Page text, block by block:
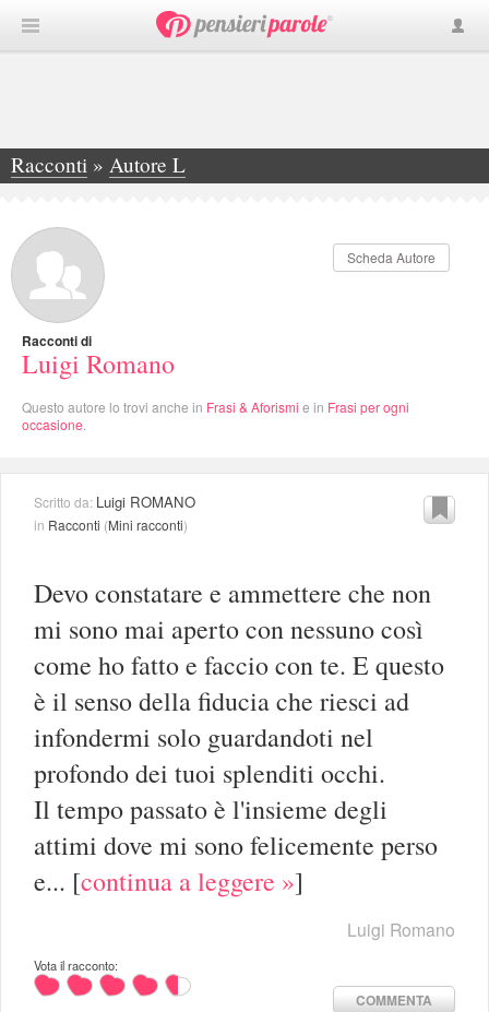
Racconti » Autore L
»Luigi Romano
Scheda Autore
Racconti di
Luigi Romano
Questo autore lo trovi anche in Frasi & Aforismi e in Frasi per ogni
occasione
Scritto da: Luigi ROMANO
in Racconti (Mini racconti)
Devo constatare e ammettere che non
mi sono mai aperto con nessuno così
come ho fatto e faccio con te. E questo
è il senso della fiducia che riesci ad
infondermi solo guardandoti nel
profondo dei tuoi splenditi occhi.
Il tempo passato è l'insieme degli
attimi dove mi sono felicemente perso
e... [continua a leggere »]
Luigi Romano
Vota il racconto:
COMMENTA